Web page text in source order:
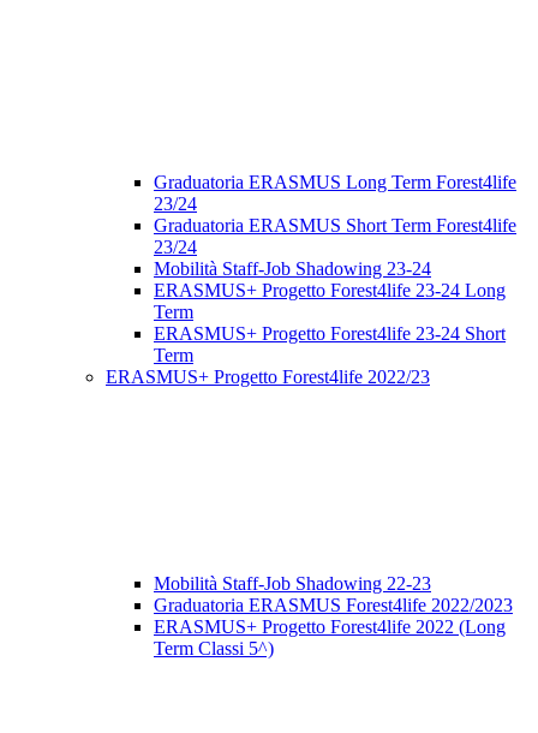
Graduatoria ERASMUS Long Term Forest4life
23/24
Graduatoria ERASMUS Short Term Forest4life
23/24
Mobilità Staff-Job Shadowing 23-24
ERASMUS+ Progetto Forest4life 23-24 Long
Term
ERASMUS+ Progetto Forest4life 23-24 Short
Term
ERASMUS+ Progetto Forest4life 2022/23
Mobilità Staff-Job Shadowing 22-23
Graduatoria ERASMUS Forest4life 2022/2023
ERASMUS+ Progetto Forest4life 2022 (Long
Term Classi 5^)